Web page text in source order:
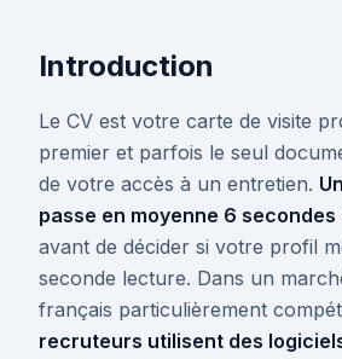
Introduction
Le CV est votre carte de visite
premier et parfois le seul
de votre accès à un entretien.
passe en moyenne 6 secondes
avant de décider si votre profil
seconde lecture. Dans un
français particulièrement
recruteurs utilisent des